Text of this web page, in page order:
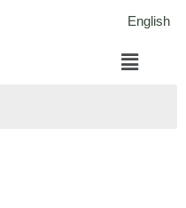
English
菜
单